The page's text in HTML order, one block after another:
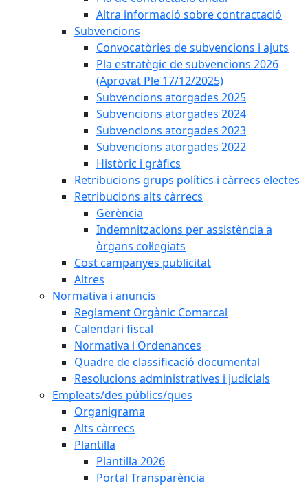
Altra informació sobre contractació
Subvencions
Convocatòries de subvencions i ajuts
Pla estratègic de subvencions 2026
(Aprovat Ple 17/12/2025)
Subvencions atorgades 2025
Subvencions atorgades 2024
Subvencions atorgades 2023
Subvencions atorgades 2022
Històric i gràfics
Retribucions grups polítics i càrrecs electes
Retribucions alts càrrecs
Gerència
Indemnitzacions per assistència a
òrgans col·legiats
Cost campanyes publicitat
Altres
Normativa i anuncis
Reglament Orgànic Comarcal
Calendari fiscal
Normativa i Ordenances
Quadre de classificació documental
Resolucions administratives i judicials
Empleats/des públics/ques
Organigrama
Alts càrrecs
Plantilla
Plantilla 2026
Portal Transparència